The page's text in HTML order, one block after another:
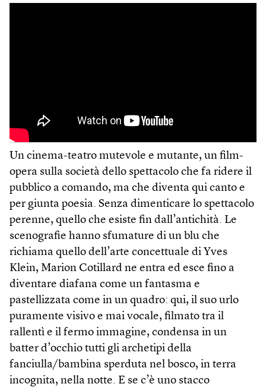
Un cinema-teatro mutevole e mutante, un film-
opera sulla società dello spettacolo che fa ridere il
pubblico a comando, ma che diventa qui canto e
per giunta poesia. Senza dimenticare lo spettacolo
perenne, quello che esiste fin dall’antichità. Le
scenografie hanno sfumature di un blu che
richiama quello dell’arte concettuale di Yves
Klein, Marion Cotillard ne entra ed esce fino a
diventare diafana come un fantasma e
pastellizzata come in un quadro: qui, il suo urlo
puramente visivo e mai vocale, filmato tra il
rallentì e il fermo immagine, condensa in un
batter d’occhio tutti gli archetipi della
fanciulla/bambina sperduta nel bosco, in terra
incognita, nella notte. E se c’è uno stacco